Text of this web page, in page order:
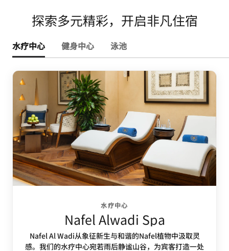
探索多元精彩，开启非凡住宿
水疗中心 健身中心 泳池
水疗中心
Nafel Alwadi Spa
Nafel Al Wadi从象征新生与和谐的Nafel植物中汲取灵
感。我们的水疗中心宛若雨后静谧山谷，为宾客打造一处